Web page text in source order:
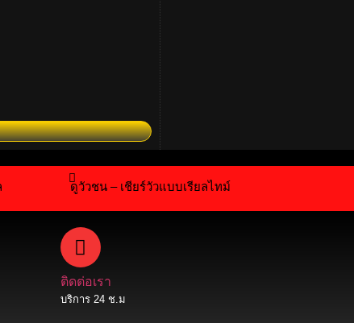
วมสร้างตำนานไปด้วยกัน!ลก
ดูวัวชน – เชียร์วัวแบบเรียลไทม์
ติดต่อเรา
บริการ 24 ช.ม